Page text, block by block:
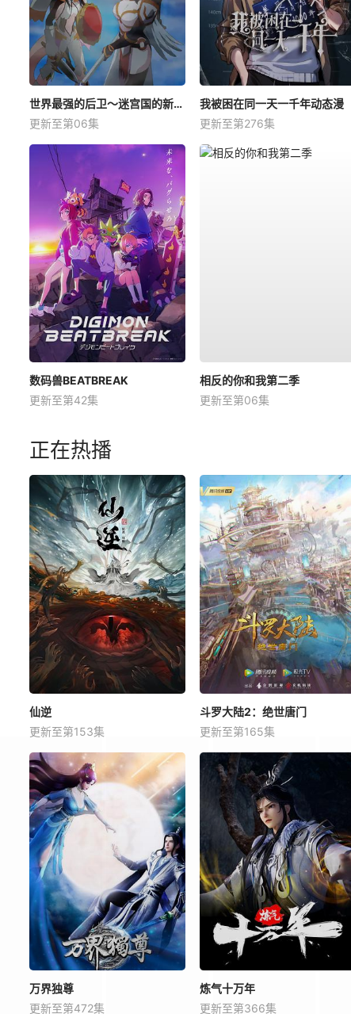
世界最强的后卫～迷宫国的新人探索者～
更新至第06集
我被困在同一天一千年动态漫
更新至第276集
数码兽BEATBREAK
更新至第42集
相反的你和我第二季
更新至第06集
正在热播
仙逆
更新至第153集
斗罗大陆2：绝世唐门
更新至第165集
万界独尊
更新至第472集
炼气十万年
更新至第366集